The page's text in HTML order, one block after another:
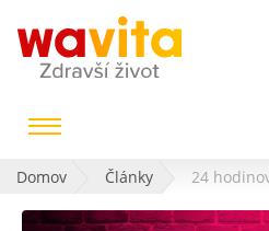
Domov Články 24